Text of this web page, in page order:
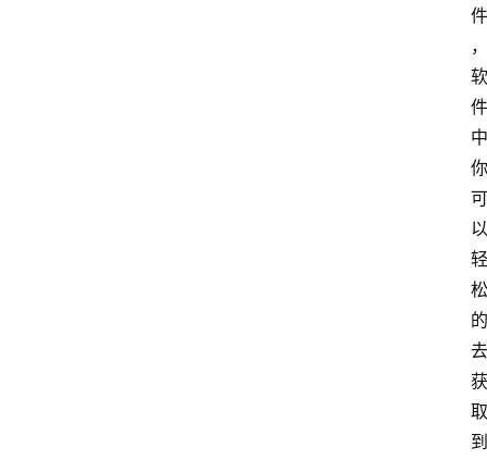
件
，
软
件
中
你
可
以
轻
松
的
去
获
取
到